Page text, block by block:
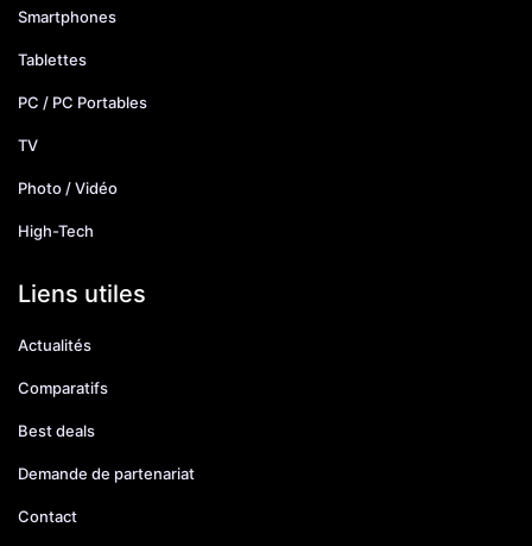
Smartphones
Tablettes
PC / PC Portables
TV
Photo / Vidéo
High-Tech
Liens utiles
Actualités
Comparatifs
Best deals
Demande de partenariat
Contact